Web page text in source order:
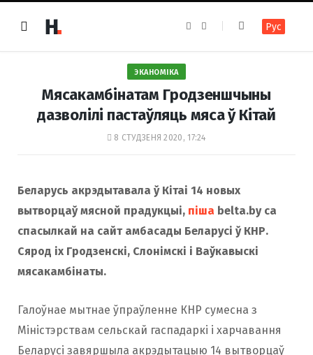
e
k
t
a
m
Рус
ЭКАНОМІКА
Мясакамбінатам Гродзеншчыны
дазволілі пастаўляць мяса ў Кітай
8 СТУДЗЕНЯ 2020, 17:24
Беларусь акрэдытавала ў Кітаі 14 новых
вытворцаў мясной прадукцыі, піша belta.by са
спасылкай на сайт амбасады Беларусі ў КНР.
Сярод іх Гродзенскі, Слонімскі і Ваўкавыскі
мясакамбінаты.
Галоўнае мытнае ўпраўленне КНР сумесна з
Міністэрствам сельскай гаспадаркі і харчавання
Беларусі завяршыла акрэдытацыю 14 вытворцаў